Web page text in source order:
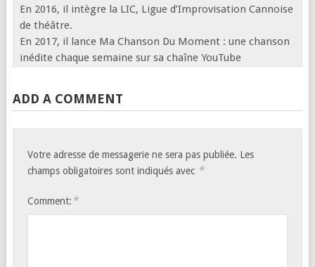
En 2016, il intègre la LIC, Ligue d’Improvisation Cannoise
de théâtre.
En 2017, il lance Ma Chanson Du Moment : une chanson
inédite chaque semaine sur sa chaîne YouTube
ADD A COMMENT
Votre adresse de messagerie ne sera pas publiée. Les
champs obligatoires sont indiqués avec *
Comment: *